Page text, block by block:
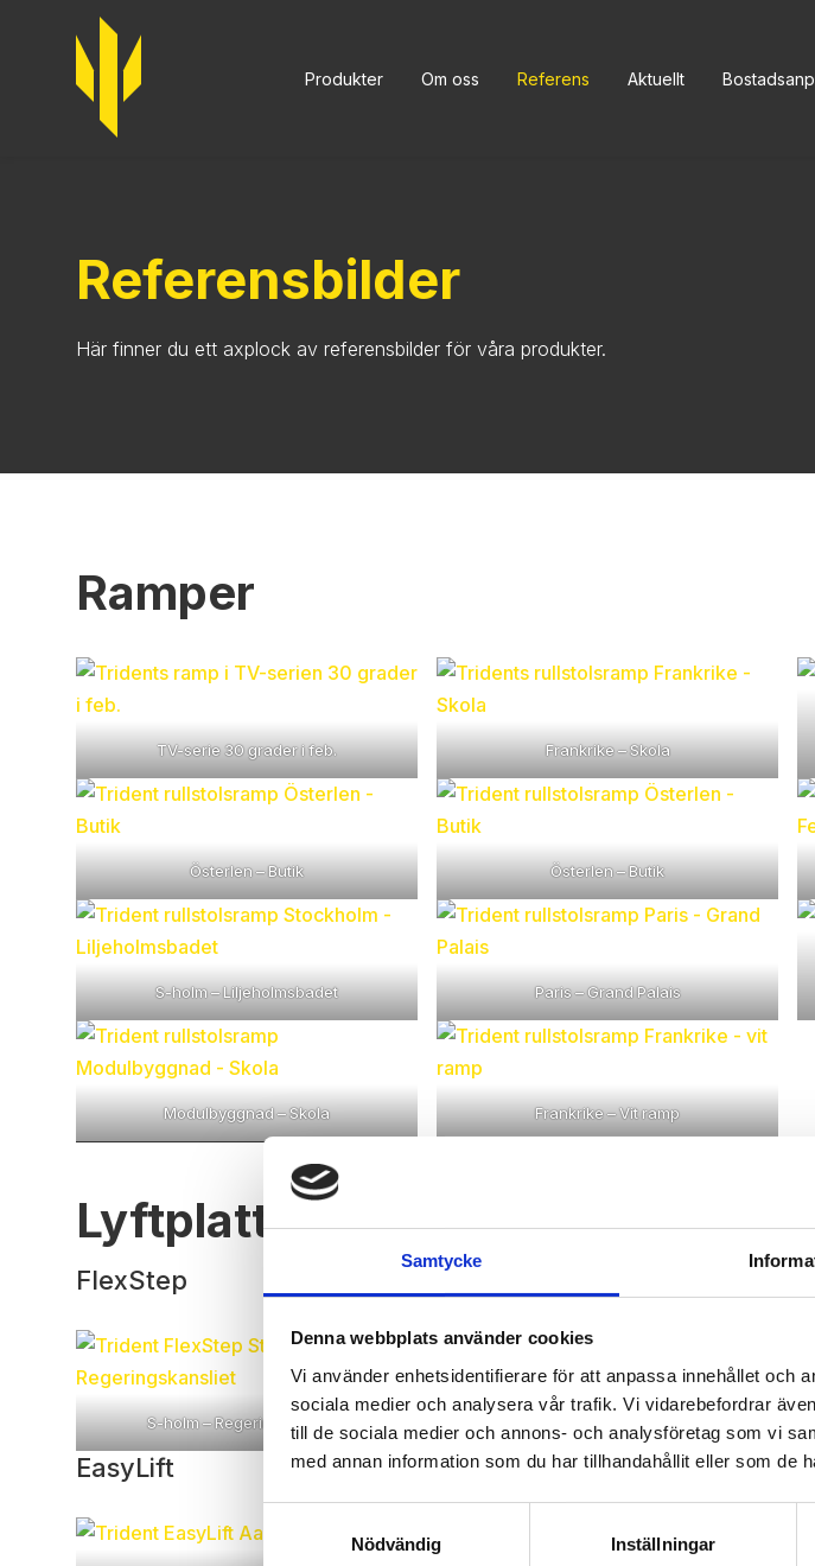
Samtycke
Denna webbplats använder cookies
Vi använder enhetsidentifierare för att anpassa innehållet och
sociala medier och analysera vår trafik. Vi vidarebefordrar
till de sociala medier och annons- och analysföretag som vi
med annan information som du har tillhandahållit eller som de
Nödvändig
Inställningar
Produkter Om oss Referens Aktuellt
Referensbilder
Här finner du ett axplock av referensbilder för våra produkter.
Ramper
TV-serie 30 grader i feb. Frankrike – Skola
Österlen – Butik Österlen – Butik
S-holm – Liljeholmsbadet Paris – Grand Palais
Modulbyggnad – Skola Frankrike – Vit ramp
Lyftplattformar
FlexStep
S-holm – Regeringskansliet Stockholm – Stadshus
EasyLift